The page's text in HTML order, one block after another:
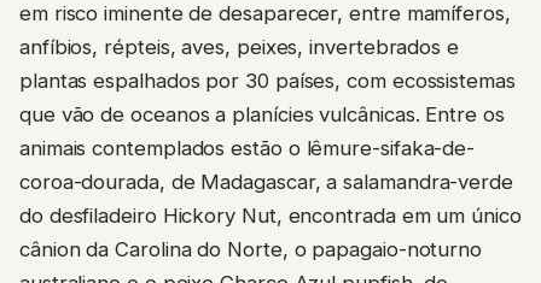
em risco iminente de desaparecer, entre mamíferos,
anfíbios, répteis, aves, peixes, invertebrados e
plantas espalhados por 30 países, com ecossistemas
que vão de oceanos a planícies vulcânicas. Entre os
animais contemplados estão o lêmure-sifaka-de-
coroa-dourada, de Madagascar, a salamandra-verde
do desfiladeiro Hickory Nut, encontrada em um único
cânion da Carolina do Norte, o papagaio-noturno